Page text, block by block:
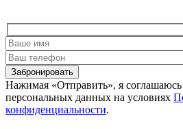
Забронировать
Нажимая «Отправить», я соглашаюсь
персональных данных на условиях
конфиденциальности.